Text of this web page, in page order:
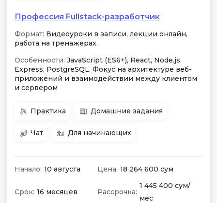
Профессия Fullstack-разработчик
Формат: Видеоуроки в записи, лекции онлайн,
работа на тренажерах.
Особенности: JavaScript (ES6+), React, Node.js,
Express, PostgreSQL. Фокус на архитектуре веб-
приложений и взаимодействии между клиентом
и сервером
Практика Домашние задания
Чат Для начинающих
Начало: 10 августа Цена: 18 264 600 сум
Срок: 16 месяцев Рассрочка:
1 445 400 сум/
мес